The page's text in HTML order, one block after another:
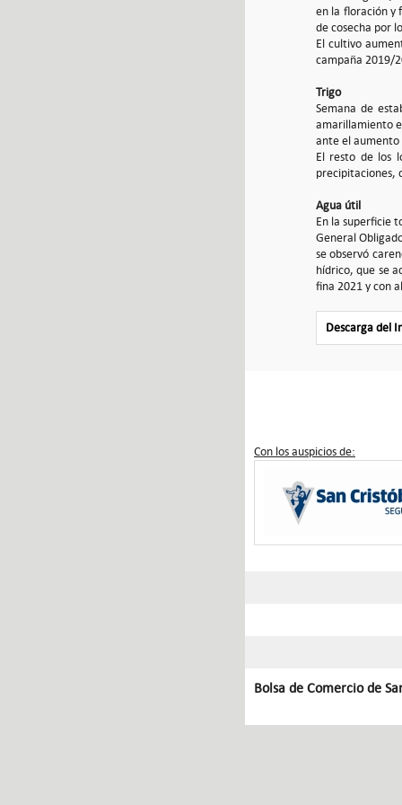
en la floración y
de cosecha por
El cultivo
campaña 2019/
Trigo
Semana de
amarillamiento
ante el aumento
El resto de los
precipitaciones,
Agua útil
En la superficie
General
se observó
hídrico, que se
fina 2021 y con
Descarga del
Con los auspicios de:
Bolsa de Comercio de